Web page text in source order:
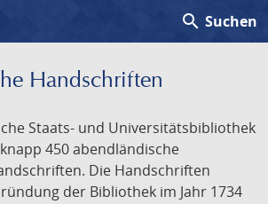
search Suchen
Handschriften
Staats- und Universitätsbibliothek
450 abendländische
Die Handschriften
der Bibliothek im Jahr 1734